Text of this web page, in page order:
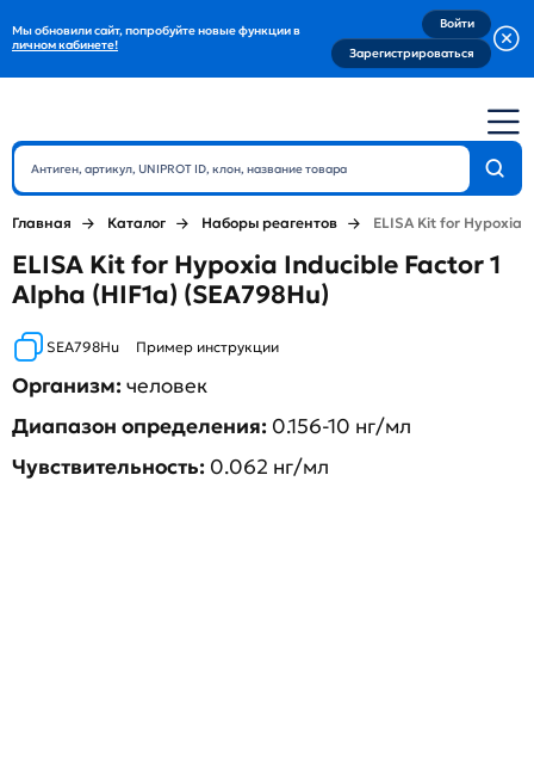
Мы обновили сайт, попробуйте новые функции в
личном кабинете!
Войти
Зарегистрироваться
Главная Каталог Наборы реагентов ELISA Kit for Hypoxia
ELISA Kit for Hypoxia Inducible Factor 1
Alpha (HIF1a) (SEA798Hu)
SEA798Hu Пример инструкции
Организм:человек
Диапазон определения: 0.156-10 нг/мл
Чувствительность: 0.062 нг/мл